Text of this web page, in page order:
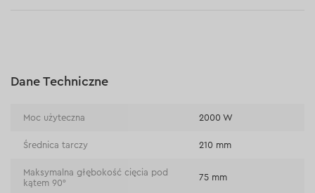
Płatność na rachunek bieżący (przelew tradycyjny)
Dane Techniczne
Moc użyteczna 2000 W
Średnica tarczy 210 mm
Maksymalna głębokość cięcia pod
kątem 90°
75 mm